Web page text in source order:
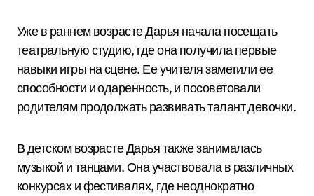
Уже в раннем возрасте Дарья начала посещать
театральную студию, где она получила первые
навыки игры на сцене. Ее учителя заметили ее
способности и одаренность, и посоветовали
родителям продолжать развивать талант девочки.
В детском возрасте Дарья также занималась
музыкой и танцами. Она участвовала в различных
конкурсах и фестивалях, где неоднократно